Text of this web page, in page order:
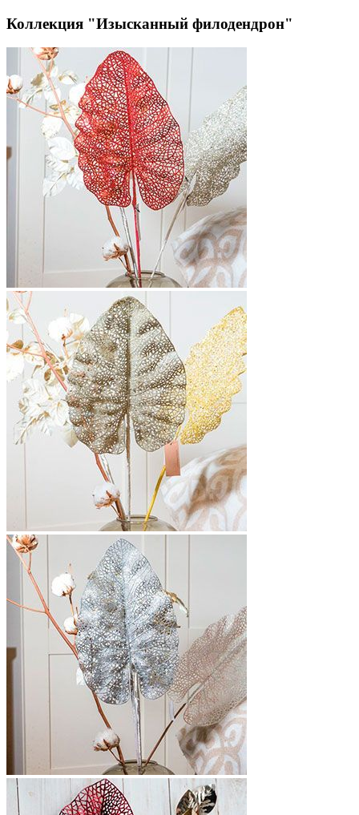
Коллекция "Изысканный филодендрон"